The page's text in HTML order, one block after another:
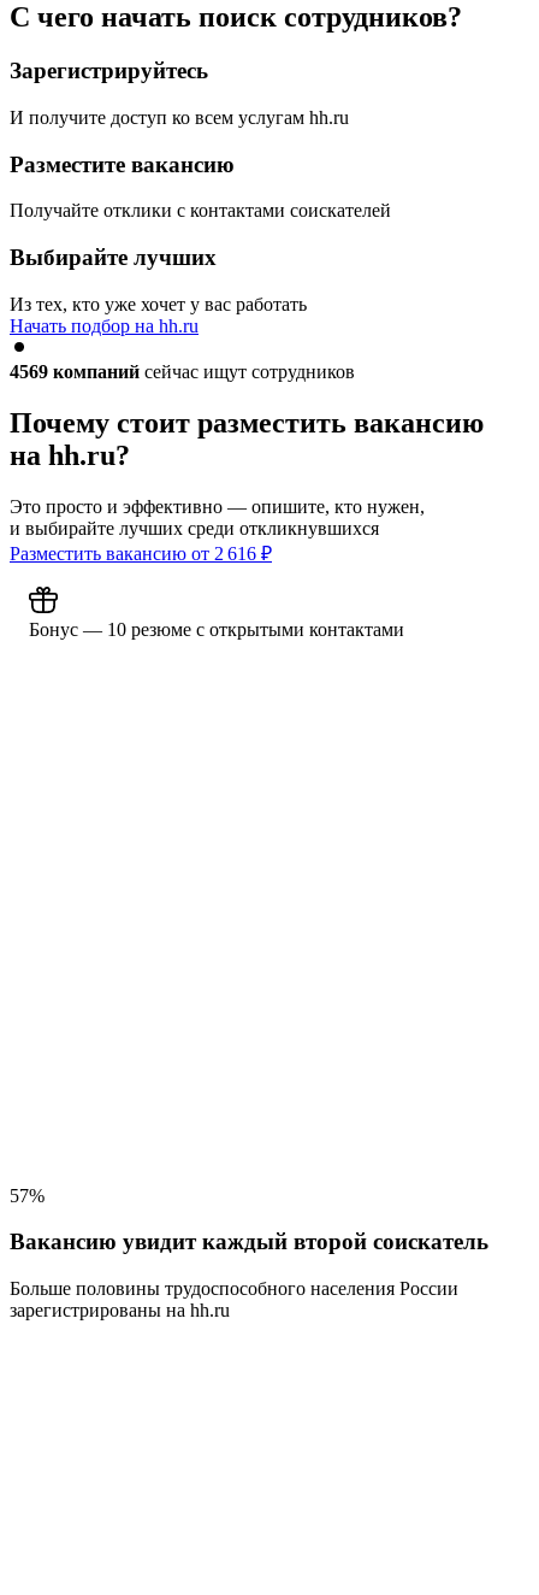
С чего начать поиск сотрудников?
Зарегистрируйтесь
И получите доступ ко всем услугам hh.ru
Разместите вакансию
Получайте отклики с контактами соискателей
Выбирайте лучших
Из тех, кто уже хочет у вас работать
Начать подбор на hh.ru
4569 компаний сейчас ищут сотрудников
Почему стоит разместить вакансию
на hh.ru?
Это просто и эффективно — опишите, кто нужен,
и выбирайте лучших среди откликнувшихся
Разместить вакансию от 2 616 ₽
Бонус — 10 резюме с открытыми контактами
57%
Вакансию увидит каждый второй соискатель
Больше половины трудоспособного населения России
зарегистрированы на hh.ru